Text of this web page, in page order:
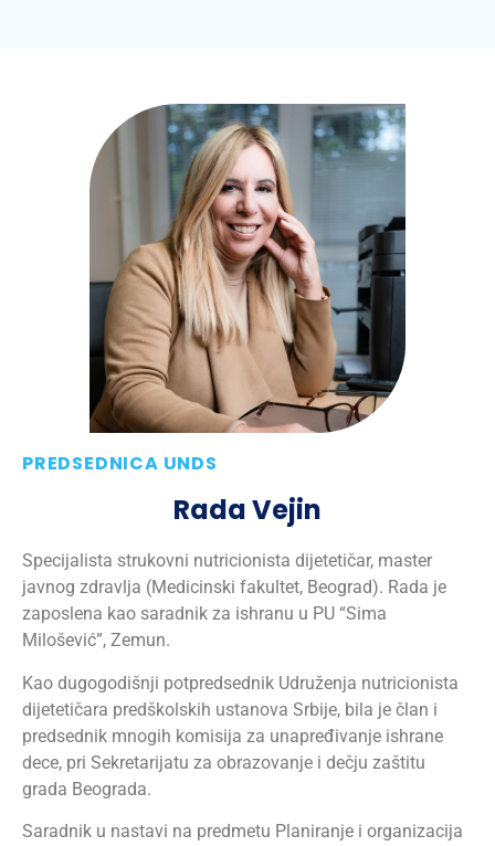
PREDSEDNICA UNDS
Rada Vejin
Specijalista strukovni nutricionista dijetetičar, master
javnog zdravlja (Medicinski fakultet, Beograd). Rada je
zaposlena kao saradnik za ishranu u PU “Sima
Milošević”, Zemun.
Kao dugogodišnji potpredsednik Udruženja nutricionista
dijetetičara predškolskih ustanova Srbije, bila je član i
predsednik mnogih komisija za unapređivanje ishrane
dece, pri Sekretarijatu za obrazovanje i dečju zaštitu
grada Beograda.
Saradnik u nastavi na predmetu Planiranje i organizacija